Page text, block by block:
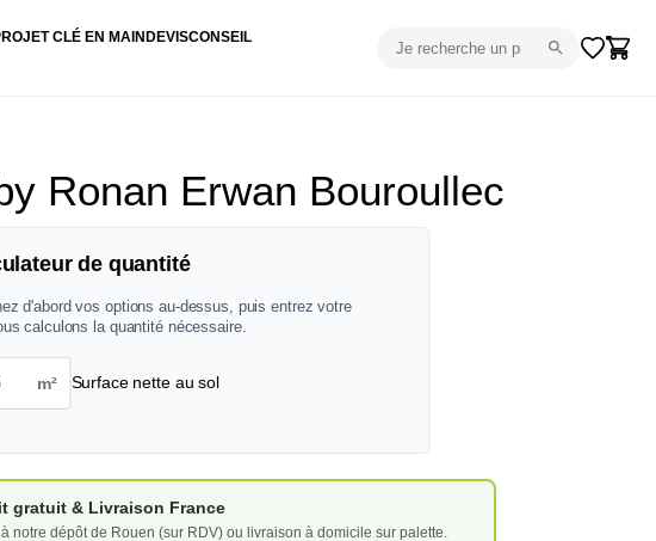
CLÉ EN MAIN DEVISCONSEIL
Ronan Erwan Bouroullec
de quantité
d'abord vos options au-dessus, puis entrez votre
calculons la quantité nécessaire.
m² Surface nette au sol
gratuit & Livraison France
à notre dépôt de Rouen (sur RDV) ou livraison à domicile sur palette.